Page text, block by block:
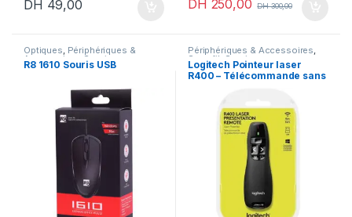
DH 49,00 DH 250,00 DH300,00
Optiques, Périphériques &
Accessoires Souris
R8 1610 Souris USB
Périphériques & Accessoires,
Sans fil Souris
Logitech Pointeur laser
R400 – Télécommande sans
Presenter